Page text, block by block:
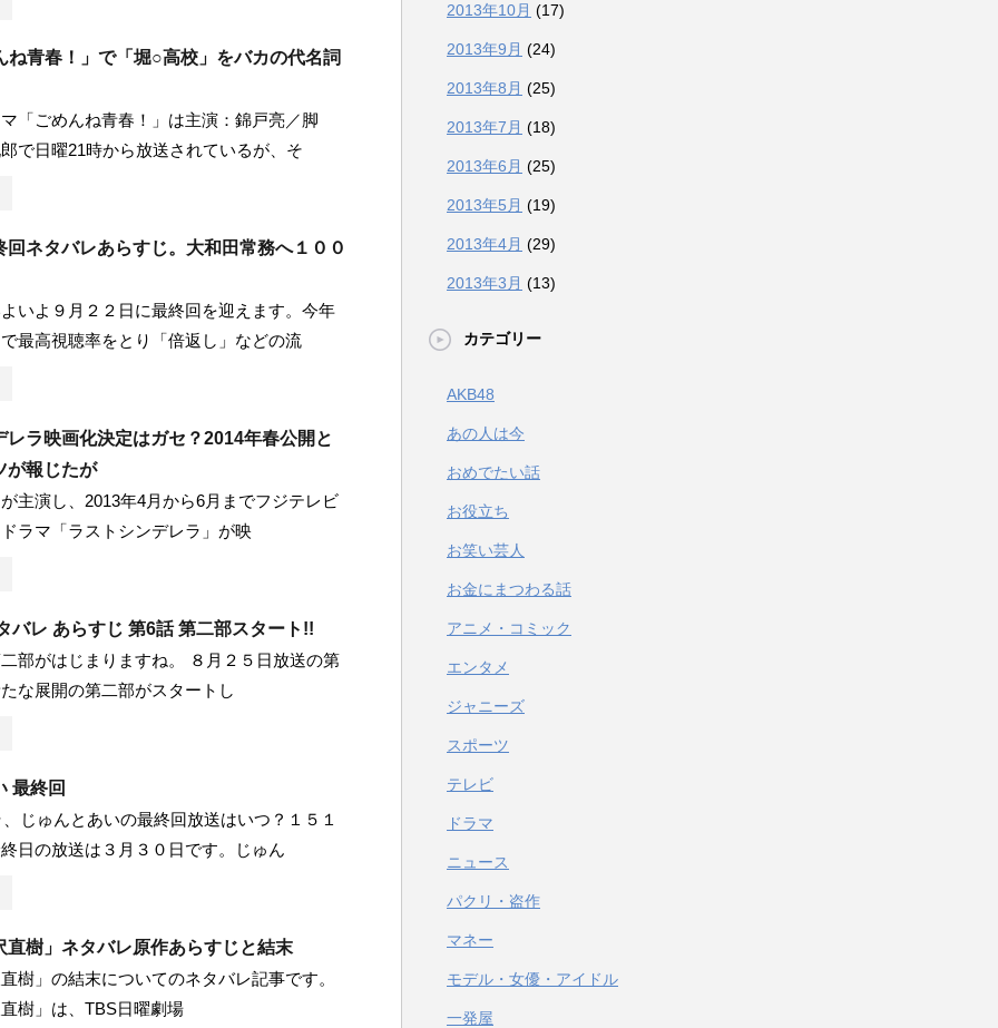
ね青春！」で「堀○高校」をバカの代名詞
「ごめんね青春！」は主演：錦戸亮／脚
で日曜21時から放送されているが、そ
回ネタバレあらすじ。大和田常務へ１００
いよ９月２２日に最終回を迎えます。今年
最高視聴率をとり「倍返し」などの流
レラ映画化決定はガセ？2014年春公開と
が報じたが
主演し、2013年4月から6月までフジテレビ
ラマ「ラストシンデレラ」が映
バレ あらすじ 第6話 第二部スタート!!
部がはじまりますね。 ８月２５日放送の第
な展開の第二部がスタートし
最終回
じゅんとあいの最終回放送はいつ？１５１
日の放送は３月３０日です。じゅん
直樹」ネタバレ原作あらすじと結末
樹」の結末についてのネタバレ記事です。
樹」は、TBS日曜劇場
2013年10月 (17)
2013年9月 (24)
2013年8月 (25)
2013年7月 (18)
2013年6月 (25)
2013年5月 (19)
2013年4月 (29)
2013年3月 (13)
カテゴリー
AKB48
あの人は今
おめでたい話
お役立ち
お笑い芸人
お金にまつわる話
アニメ・コミック
エンタメ
ジャニーズ
スポーツ
テレビ
ドラマ
ニュース
パクリ・盗作
マネー
モデル・女優・アイドル
一発屋